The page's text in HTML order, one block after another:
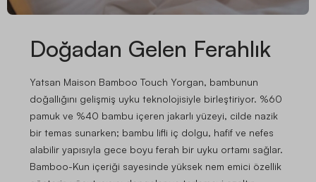
Doğadan Gelen Ferahlık
Yatsan Maison Bamboo Touch Yorgan, bambunun
doğallığını gelişmiş uyku teknolojisiyle birleştiriyor. %60
pamuk ve %40 bambu içeren jakarlı yüzeyi, cilde nazik
bir temas sunarken; bambu lifli iç dolgu, hafif ve nefes
alabilir yapısıyla gece boyu ferah bir uyku ortamı sağlar.
Bamboo-Kun içeriği sayesinde yüksek nem emici özellik